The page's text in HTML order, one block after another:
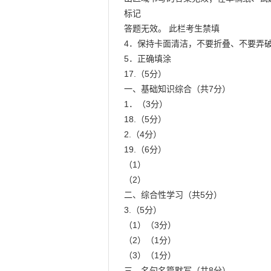
标记
答题无效。 此栏考生禁填
4．保持卡面清洁，不要折叠、不要弄
5．正确填涂
17.（5分）
一、基础知识综合（共7分）
1．（3分）
18.（5分）
2.（4分）
19.（6分）
（1）
（2）
二、综合性学习（共5分）
3.（5分）
（1）（3分）
（2）（1分）
（3）（1分）